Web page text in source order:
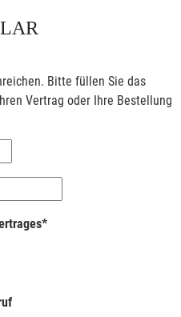
Bitte füllen Sie das
Vertrag oder Ihre Bestellung